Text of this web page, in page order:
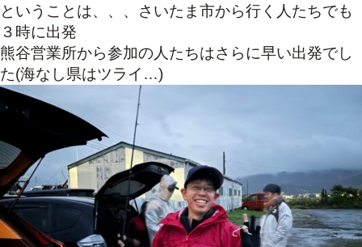
ということは、、、さいたま市から行く人たちでも
３時に出発
熊谷営業所から参加の人たちはさらに早い出発でし
た(海なし県はツライ…)